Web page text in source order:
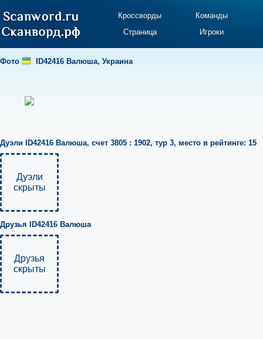
Кроссворды
Команды
Страница
Игроки
Фото ID42416 Валюша, Украина
Дуэли ID42416 Валюша, счет 3805 : 1902, тур 3, место в рейтинге: 15
Дуэли
скрыты
Друзья ID42416 Валюша
Друзья
скрыты